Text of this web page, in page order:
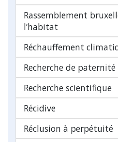
Rassemblement
l’habitat
Réchauffement
Recherche de paternité
Recherche scientifique
Récidive
Réclusion à perpétuité